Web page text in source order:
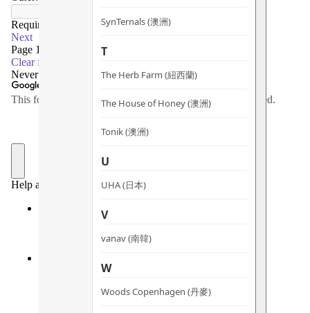
SynTernals (澳洲)
T
The Herb Farm (紐西蘭)
The House of Honey (澳洲)
Tonik (澳洲)
U
UHA (日本)
V
vanav (南韓)
W
Woods Copenhagen (丹麥)